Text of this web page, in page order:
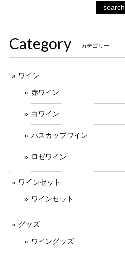
search
Category カテゴリー
ワイン
赤ワイン
白ワイン
ハスカップワイン
ロゼワイン
ワインセット
ワインセット
グッズ
ワイングッズ